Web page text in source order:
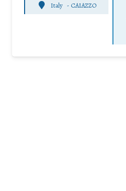
Italy - CAIAZZO